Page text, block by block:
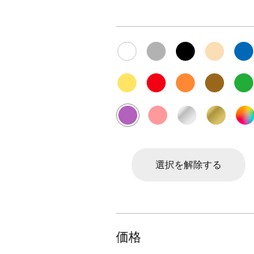
選択を解除する
価格